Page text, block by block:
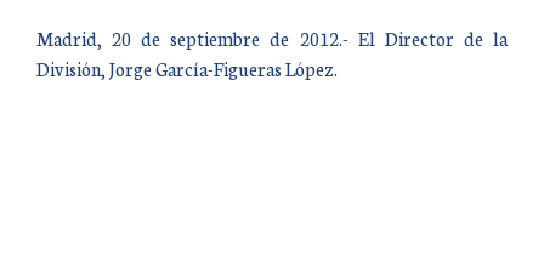
Madrid, 20 de septiembre de 2012.- El Director de la
División, Jorge García-Figueras López.